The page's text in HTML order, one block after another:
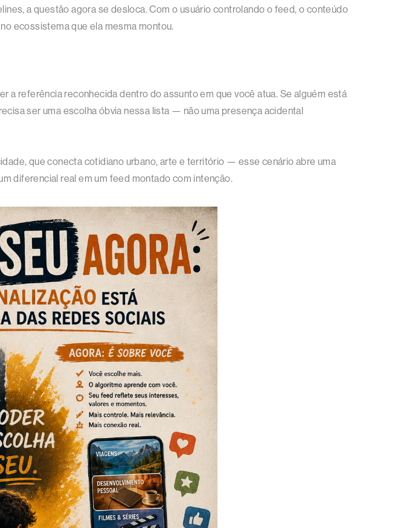
a questão agora se desloca. Com o usuário controlando o feed, o conteúdo
ecossistema que ela mesma montou.
a referência reconhecida dentro do assunto em que você atua. Se alguém está
ser uma escolha óbvia nessa lista — não uma presença acidental
que conecta cotidiano urbano, arte e território — esse cenário abre uma
diferencial real em um feed montado com intenção.